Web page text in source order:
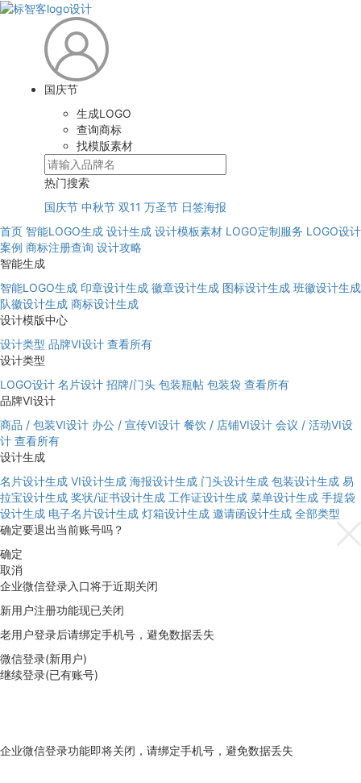
国庆节
生成LOGO
查询商标
找模版素材
热门搜索
国庆节 中秋节 双11 万圣节 日签海报
首页 智能LOGO生成 设计生成 设计模板素材 LOGO定制服务 LOGO设计
案例 商标注册查询 设计攻略
智能生成
智能LOGO生成 印章设计生成 徽章设计生成 图标设计生成 班徽设计生成
队徽设计生成 商标设计生成
设计模版中心
设计类型 品牌VI设计 查看所有
设计类型
LOGO设计 名片设计 招牌/门头 包装瓶帖 包装袋 查看所有
品牌VI设计
商品 / 包装VI设计 办公 / 宣传VI设计 餐饮 / 店铺VI设计 会议 / 活动VI设
计 查看所有
设计生成
名片设计生成 VI设计生成 海报设计生成 门头设计生成 包装设计生成 易
拉宝设计生成 奖状/证书设计生成 工作证设计生成 菜单设计生成 手提袋
设计生成 电子名片设计生成 灯箱设计生成 邀请函设计生成 全部类型
确定要退出当前账号吗？
确定
取消
企业微信登录入口将于近期关闭
新用户注册功能现已关闭
老用户登录后请绑定手机号，避免数据丢失
微信登录(新用户)
继续登录(已有账号)
企业微信登录功能即将关闭，请绑定手机号，避免数据丢失